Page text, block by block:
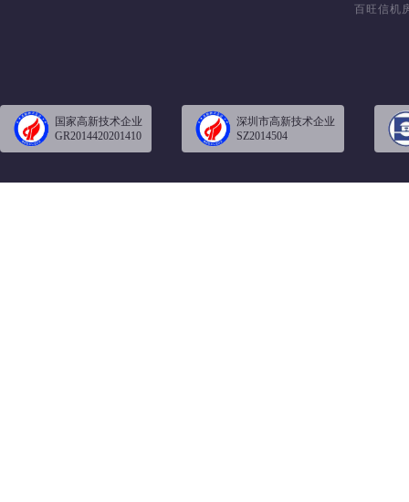
百旺信机
国家高新技术企业
GR2014420201410
深圳市高新技术企业
SZ2014504